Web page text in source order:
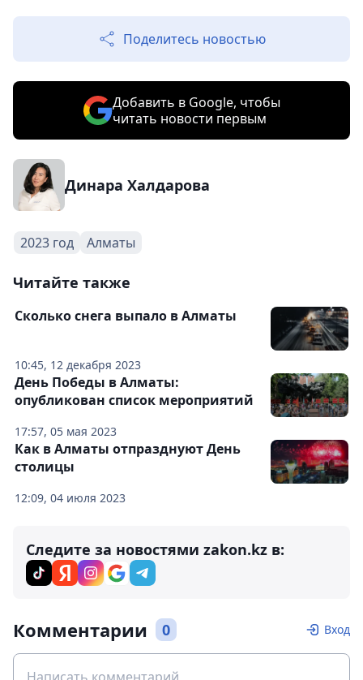
Поделитесь новостью
Добавить в Google, чтобы
читать новости первым
Динара Халдарова
2023 год Алматы
Читайте также
10:45, 12 декабря 2023
Сколько снега выпало в Алматы
17:57, 05 мая 2023
День Победы в Алматы:
опубликован список мероприятий
12:09, 04 июля 2023
Как в Алматы отпразднуют День
столицы
Следите за новостями zakon.kz в:
Комментарии 0 Вход